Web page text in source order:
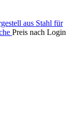
aus Stahl für
Preis nach Login